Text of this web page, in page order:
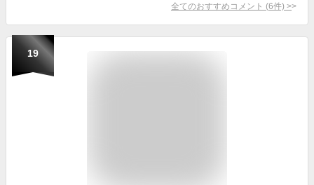
全てのおすすめコメント (6件) >
19